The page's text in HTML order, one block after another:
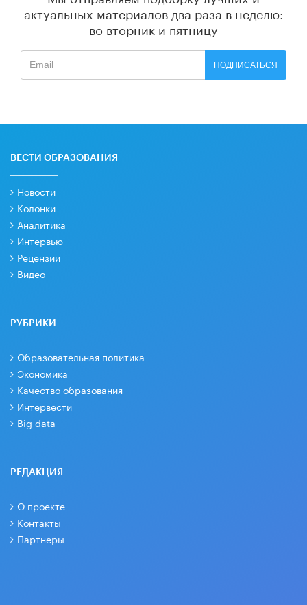
актуальных материалов два раза в неделю:
во вторник и пятницу
ПОДПИСАТЬСЯ
ВЕСТИ ОБРАЗОВАНИЯ
Новости
Колонки
Аналитика
Интервью
Рецензии
Видео
РУБРИКИ
Образовательная политика
Экономика
Качество образования
Интервести
Big data
РЕДАКЦИЯ
О проекте
Контакты
Партнеры